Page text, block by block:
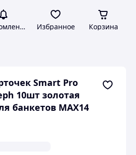
Избранное Корзина
Smart Pro
10шт золотая
банкетов MAX14